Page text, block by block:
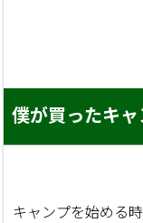
僕が買ったキ
キャンプを始める